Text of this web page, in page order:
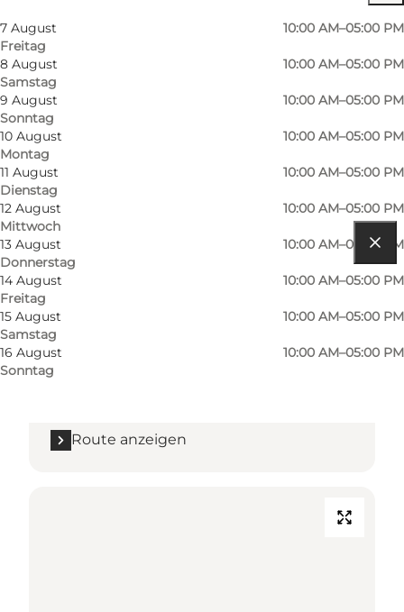
7 August
Freitag
10:00 AM–05:00 PM
8 August
Samstag
10:00 AM–05:00 PM
9 August
Sonntag
10:00 AM–05:00 PM
10 August
Montag
10:00 AM–05:00 PM
11 August
Dienstag
10:00 AM–05:00 PM
12 August
Mittwoch
10:00 AM–05:00 PM
13 August
Donnerstag
10:00 AM–05:00 PM
14 August
Freitag
10:00 AM–05:00 PM
15 August
Samstag
10:00 AM–05:00 PM
16 August
Sonntag
10:00 AM–05:00 PM
Kinder, Freunde, Mein Partner, Mir selbst
Route anzeigen
Thorsminde
6990 Ulfborg
Route anzeigen